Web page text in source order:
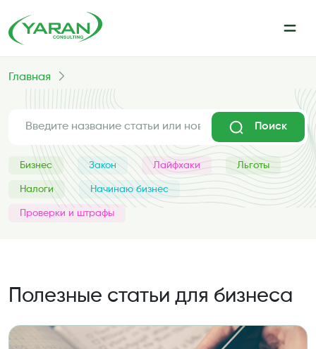
Главная
Поиск
Бизнес Закон Лайфхаки Льготы
Налоги Начинаю бизнес
Проверки и штрафы
Полезные статьи для бизнеса